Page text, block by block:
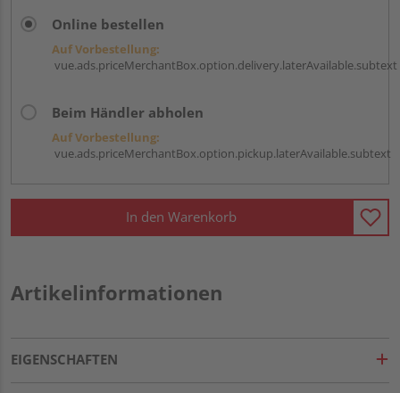
Online bestellen
Auf Vorbestellung:
vue.ads.priceMerchantBox.option.delivery.laterAvailable.subtext
Beim Händler abholen
Auf Vorbestellung:
vue.ads.priceMerchantBox.option.pickup.laterAvailable.subtext
In den Warenkorb
Artikelinformationen
EIGENSCHAFTEN